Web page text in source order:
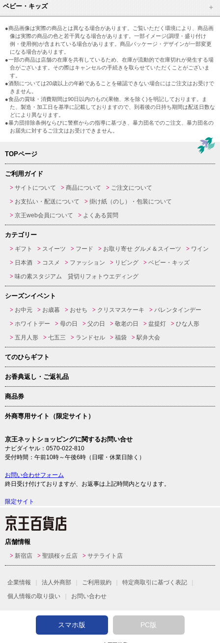
ベビー・キッズ
●商品画像は実際の商品とは異なる場合があります。ご覧いただく環境により、商品画
像は実際の商品の色と若干異なる場合があります。一部イメージ(調理・盛り付け
例・使用例)が含まれている場合があります。商品パッケージ・デザインが一部変更
になる場合があります。
●一部の商品は店舗の在庫を共有しているため、在庫が流動的で在庫切れが発生する場
合がございます。その際はキャンセルの手続きを取らせていただくことがございま
す。
●酒類については20歳以上の年齢であることを確認できない場合にはご注文はお受けで
きません。
●食品の賞味・消費期間は90日以内のもの(果物、米を除く)を明記しております。ま
た、製造・加工日を基準に記載しておりますので、到着後の日持ち期間は配送日数な
どにより異なります。
●暴力団排除条例ならびに警察からの指導に基づき、暴力団名でのご注文、暴力団名の
お届先に対するご注文はお受けできません。
TOPページ
ご利用ガイド
サイトについて 商品について
ご注文について
お支払い・配送について
掛け紙（のし）・包装について
京王web会員について
よくある質問
カテゴリー
ギフト スイーツ フード お取り寄せ グルメ＆スイーツ
ワイン
日本酒
コスメ ファッション リビング
ベビー・キッズ
味の素スタジアム 貸切りフォトウエディング
シーズンイベント
お中元 お歳暮 おせち クリスマスケーキ
バレンタインデー
ホワイトデー
母の日 父の日 敬老の日 盆提灯
ひな人形
五月人形
七五三 ランドセル 福袋 駅弁大会
てのひらギフト
お香典返し・ご返礼品
商品券
外商専用サイト（限定サイト）
京王ネットショッピングに関するお問い合せ
ナビダイヤル：0570-022-810
受付時間：午前10時～午後6時（日曜・休業日除く）
お問い合わせフォーム
終日受け付けておりますが、お返事は上記時間内となります。
限定サイト
店舗情報
新宿店 聖蹟桜ヶ丘店 サテライト店
企業情報 法人外商部 ご利用規約
特定商取引に基づく表記
個人情報の取り扱い
お問い合わせ
スマホ版 PC版